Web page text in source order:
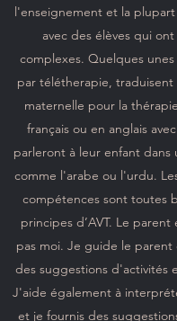
l'enseignement et la
avec des élèves qui
complexes. Quelques
par télétherapie, traduisent
maternelle pour la
français ou en anglais
parleront à leur enfant dans
comme l'arabe ou l'urdu.
compétences sont toutes
principes d’AVT. Le
pas moi. Je guide le parent
des suggestions d'activités
J'aide également à
et je fournis des